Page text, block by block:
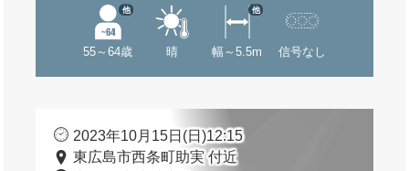
55～64歳
他
晴 幅～5.5m
他
信号なし
2023年10月15日(日)12:15
東広島市西条町助実 付近